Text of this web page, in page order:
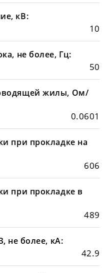
кВ:
10
не более, Гц:
50
жилы, Ом/
0.0601
при прокладке на
606
при прокладке в
489
не более, кА:
42.9